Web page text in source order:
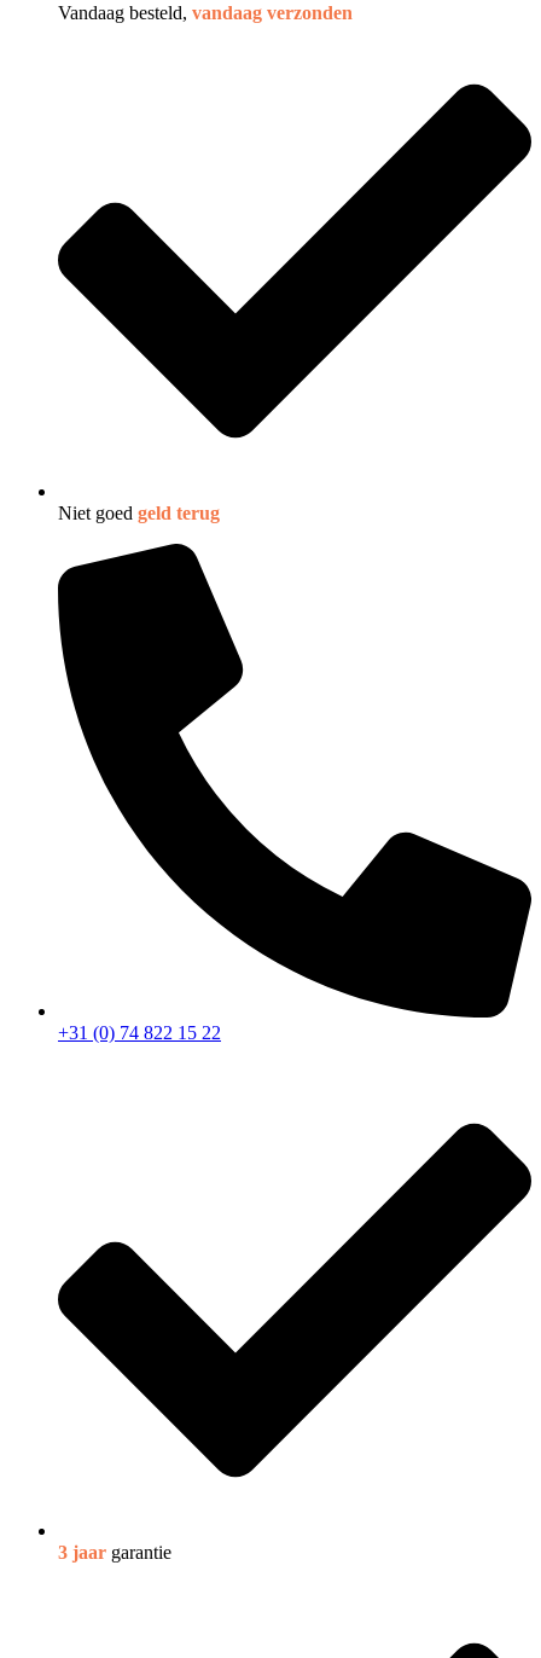
Vandaag besteld, vandaag verzonden
Niet goed geld terug
+31 (0) 74 822 15 22
3 jaar garantie